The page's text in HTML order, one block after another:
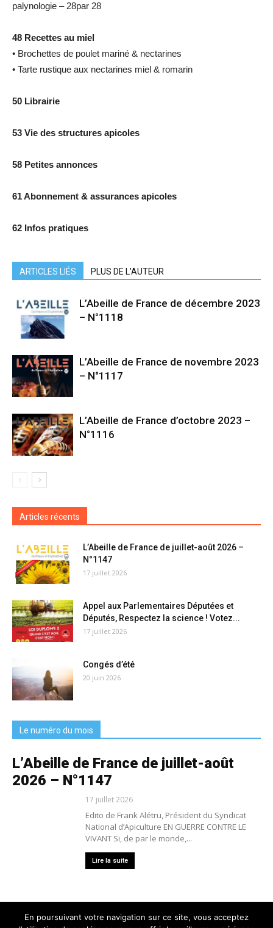
palynologie – 28par 28
48 Recettes au miel
• Brochettes de poulet mariné & nectarines
• Tarte rustique aux nectarines miel & romarin
50 Librairie
53 Vie des structures apicoles
58 Petites annonces
61 Abonnement & assurances apicoles
62 Infos pratiques
ARTICLES LIÉS PLUS DE L'AUTEUR
L’Abeille de France de décembre 2023
– N°1118
L’Abeille de France de novembre 2023
– N°1117
L’Abeille de France d’octobre 2023 –
N°1116
Articles récents
L’Abeille de France de juillet-août 2026 –
N°1147
17 juillet 2026
Appel aux Parlementaires Députées et
Députés, Respectez la science ! Votez...
17 juillet 2026
Congés d’été
20 juin 2026
Le numéro du mois
L’Abeille de France de juillet-août
2026 – N°1147
17 juillet 2026
Edito de Frank Alétru, Président du Syndicat
National d’Apiculture EN GUERRE CONTRE LE
VIVANT Si, de par le monde,...
Lire la suite
En poursuivant votre navigation sur ce site, vous acceptez